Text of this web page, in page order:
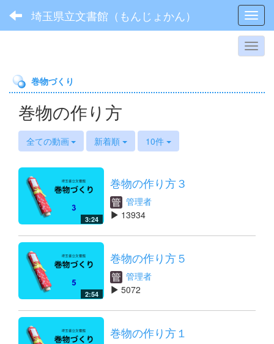
埼玉県立文書館（もんじょかん）
巻物づくり
巻物の作り方
全ての動画 新着順 10件
3:24
巻物の作り方３
管理者
13934
2:54
巻物の作り方５
管理者
5072
巻物の作り方１